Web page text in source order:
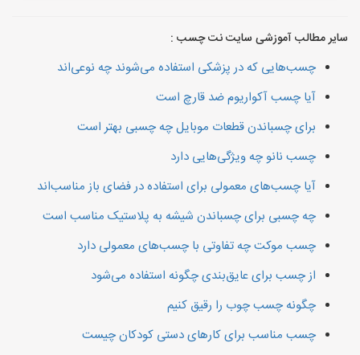
سایر مطالب آموزشی سایت نت چسب :
چسب‌هایی که در پزشکی استفاده می‌شوند چه نوعی‌اند
آیا چسب آکواریوم ضد قارچ است
برای چسباندن قطعات موبایل چه چسبی بهتر است
چسب‌ نانو چه ویژگی‌هایی دارد
آیا چسب‌های معمولی برای استفاده در فضای باز مناسب‌اند
چه چسبی برای چسباندن شیشه به پلاستیک مناسب است
چسب موکت چه تفاوتی با چسب‌های معمولی دارد
از چسب برای عایق‌بندی چگونه استفاده می‌شود
چگونه چسب چوب را رقیق کنیم
چسب مناسب برای کارهای دستی کودکان چیست